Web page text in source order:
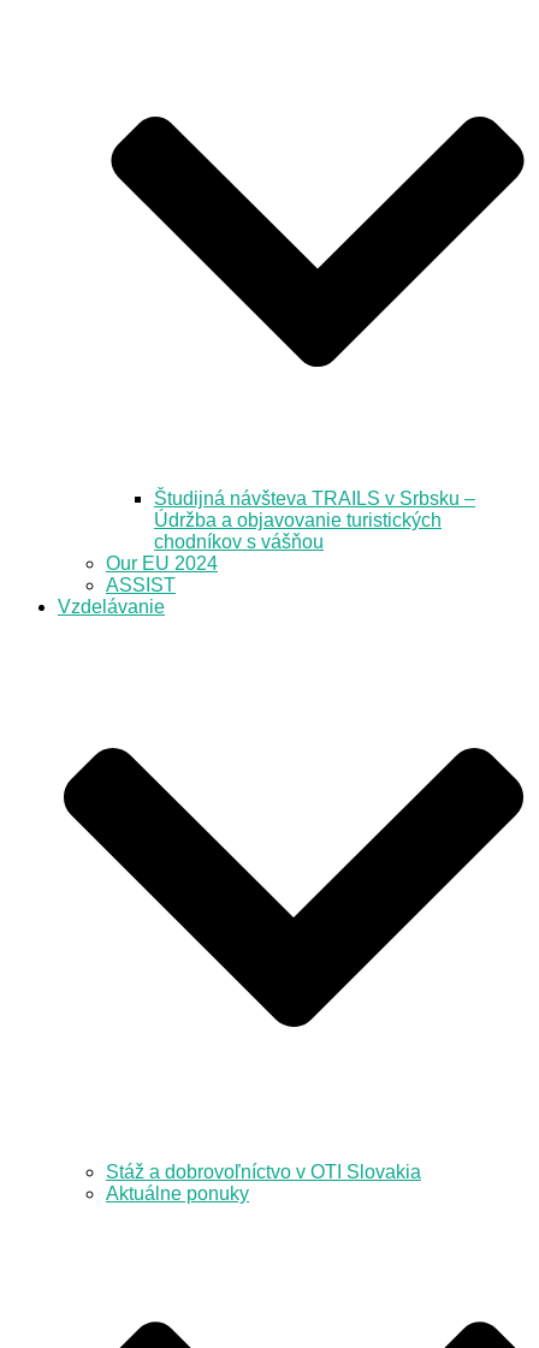
Študijná návšteva TRAILS v Srbsku –
Údržba a objavovanie turistických
chodníkov s vášňou
Our EU 2024
ASSIST
Vzdelávanie
Stáž a dobrovoľníctvo v OTI Slovakia
Aktuálne ponuky